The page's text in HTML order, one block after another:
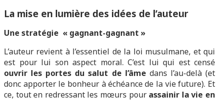
La mise en lumière des idées de l’auteur
Une stratégie « gagnant-gagnant »
L’auteur revient à l’essentiel de la loi musulmane, et qui
est pour lui son aspect moral. C’est lui qui est censé
ouvrir les portes du salut de l’âme dans l’au-delà (et
donc apporter le bonheur à échéance de la vie future). Et
ce, tout en redressant les mœurs pour assainir la vie en